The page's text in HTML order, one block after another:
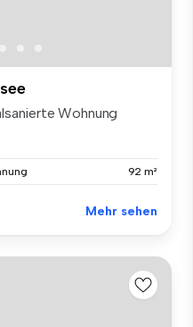
Wohnung
92 m²
Mehr sehen